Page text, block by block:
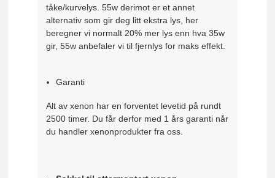
tåke/kurvelys. 55w derimot er et annet
alternativ som gir deg litt ekstra lys, her
beregner vi normalt 20% mer lys enn hva 35w
gir, 55w anbefaler vi til fjernlys for maks effekt.
Garanti
Alt av xenon har en forventet levetid på rundt
2500 timer. Du får derfor med 1 års garanti når
du handler xenonprodukter fra oss.